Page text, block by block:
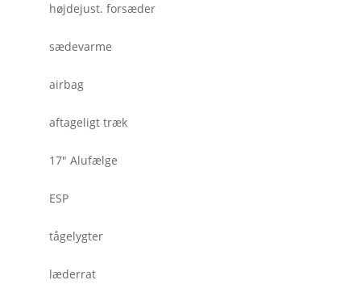
højdejust. forsæder
sædevarme
airbag
aftageligt træk
17" Alufælge
ESP
tågelygter
læderrat